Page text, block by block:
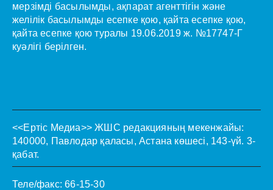
мерзімді басылымды, ақпарат агенттігін және
желілік басылымды есепке қою, қайта есепке қою,
қайта есепке қою туралы 19.06.2019 ж. №17747-Г
куәлігі берілген.
<<Ертіс Медиа>> ЖШС редакцияның мекенжайы:
140000, Павлодар қаласы, Астана көшесі, 143-үй. 3-
қабат.
Теле/факс: 66-15-30